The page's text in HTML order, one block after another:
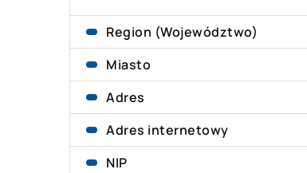
Region (Województwo)
Miasto
Adres
Adres internetowy
NIP